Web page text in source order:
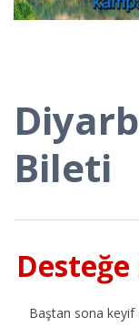
Bileti
Desteğe
Baştan sona keyif